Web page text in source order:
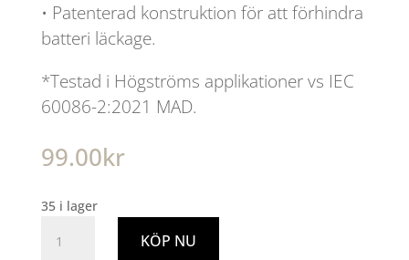
• Patenterad konstruktion för att förhindra
batteri läckage.
*Testad i Högströms applikationer vs IEC
60086-2:2021 MAD.
99.00kr
35 i lager
KÖP NU